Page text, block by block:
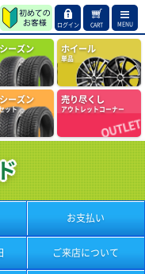
ログイン CART MENU
ーズン ホイール
単品
ーズン
ット
売り尽くし
アウトレットコーナー
お支払い
ご来店について